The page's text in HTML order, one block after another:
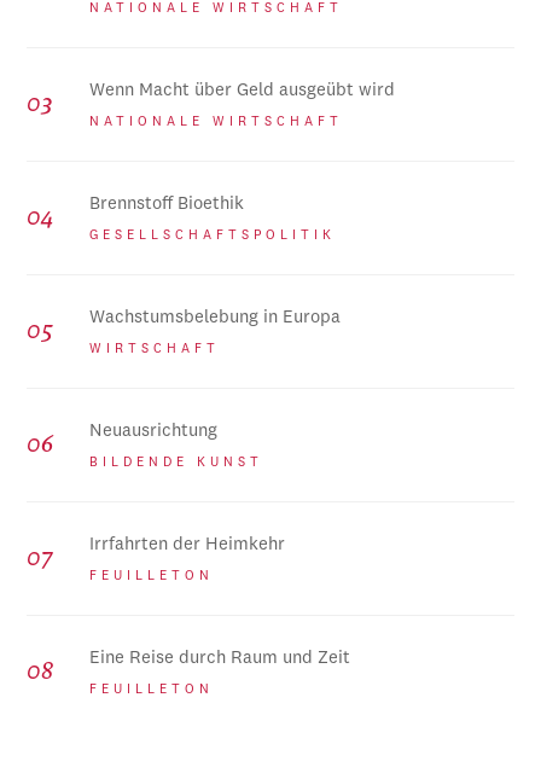
NATIONALE WIRTSCHAFT
Wenn Macht über Geld ausgeübt wird
NATIONALE WIRTSCHAFT
Brennstoff Bioethik
GESELLSCHAFTSPOLITIK
Wachstumsbelebung in Europa
WIRTSCHAFT
Neuausrichtung
BILDENDE KUNST
Irrfahrten der Heimkehr
FEUILLETON
Eine Reise durch Raum und Zeit
FEUILLETON